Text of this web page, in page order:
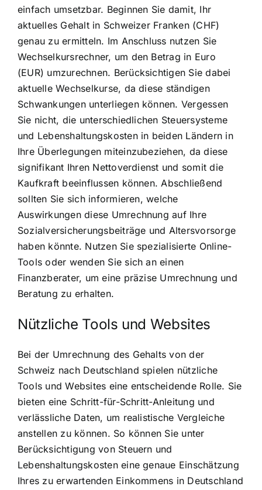
einfach umsetzbar. Beginnen Sie damit, Ihr
aktuelles Gehalt in Schweizer Franken (CHF)
genau zu ermitteln. Im Anschluss nutzen Sie
Wechselkursrechner, um den Betrag in Euro
(EUR) umzurechnen. Berücksichtigen Sie dabei
aktuelle Wechselkurse, da diese ständigen
Schwankungen unterliegen können. Vergessen
Sie nicht, die unterschiedlichen Steuersysteme
und Lebenshaltungskosten in beiden Ländern in
Ihre Überlegungen miteinzubeziehen, da diese
signifikant Ihren Nettoverdienst und somit die
Kaufkraft beeinflussen können. Abschließend
sollten Sie sich informieren, welche
Auswirkungen diese Umrechnung auf Ihre
Sozialversicherungsbeiträge und Altersvorsorge
haben könnte. Nutzen Sie spezialisierte Online-
Tools oder wenden Sie sich an einen
Finanzberater, um eine präzise Umrechnung und
Beratung zu erhalten.
Nützliche Tools und Websites
Bei der Umrechnung des Gehalts von der
Schweiz nach Deutschland spielen nützliche
Tools und Websites eine entscheidende Rolle. Sie
bieten eine Schritt-für-Schritt-Anleitung und
verlässliche Daten, um realistische Vergleiche
anstellen zu können. So können Sie unter
Berücksichtigung von Steuern und
Lebenshaltungskosten eine genaue Einschätzung
Ihres zu erwartenden Einkommens in Deutschland